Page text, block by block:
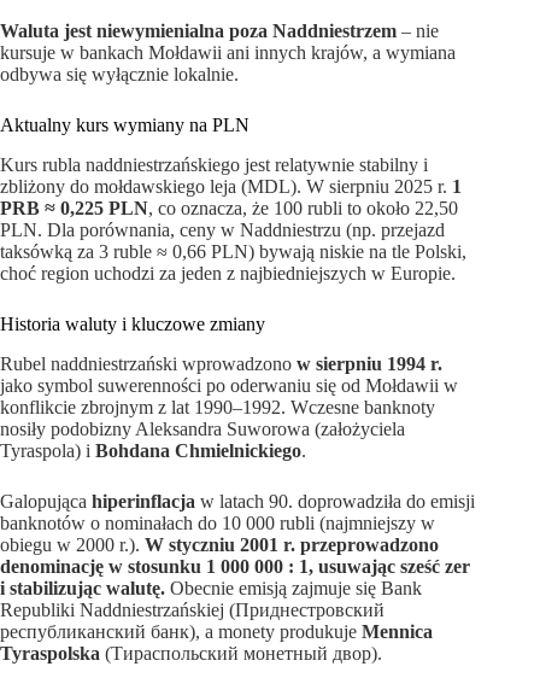
Waluta jest niewymienialna poza Naddniestrzem – nie
kursuje w bankach Mołdawii ani innych krajów, a wymiana
odbywa się wyłącznie lokalnie.
Aktualny kurs wymiany na PLN
Kurs rubla naddniestrzańskiego jest relatywnie stabilny i
zbliżony do mołdawskiego leja (MDL). W sierpniu 2025 r. 1
PRB ≈ 0,225 PLN, co oznacza, że 100 rubli to około 22,50
PLN. Dla porównania, ceny w Naddniestrzu (np. przejazd
taksówką za 3 ruble ≈ 0,66 PLN) bywają niskie na tle Polski,
choć region uchodzi za jeden z najbiedniejszych w Europie.
Historia waluty i kluczowe zmiany
Rubel naddniestrzański wprowadzono w sierpniu 1994 r.
jako symbol suwerenności po oderwaniu się od Mołdawii w
konflikcie zbrojnym z lat 1990–1992. Wczesne banknoty
nosiły podobizny Aleksandra Suworowa (założyciela
Tyraspola) i Bohdana Chmielnickiego.
Galopująca hiperinflacja w latach 90. doprowadziła do emisji
banknotów o nominałach do 10 000 rubli (najmniejszy w
obiegu w 2000 r.). W styczniu 2001 r. przeprowadzono
denominację w stosunku 1 000 000 : 1, usuwając sześć zer
i stabilizując walutę. Obecnie emisją zajmuje się Bank
Republiki Naddniestrzańskiej (Приднестровский
республиканский банк), a monety produkuje Mennica
Tyraspolska (Тираспольский монетный двор).